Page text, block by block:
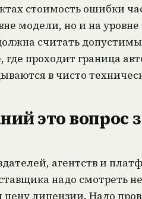
стоимость ошибки
модели, но и на
считать
где проходит граница
в чисто
это вопрос
агентств и
надо смотреть